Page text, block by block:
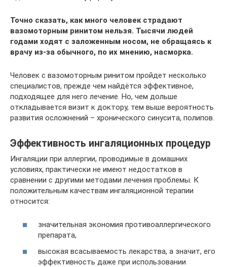
Точно сказать, как много человек страдают
вазомоторным ринитом нельзя. Тысячи людей
годами ходят с заложенным носом, не обращаясь к
врачу из-за обычного, по их мнению, насморка.
Человек с вазомоторным ринитом пройдет несколько
специалистов, прежде чем найдётся эффективное,
подходящее для него лечение. Но, чем дольше
откладывается визит к доктору, тем выше вероятность
развития осложнений – хронического синусита, полипов.
Эффективность ингаляционных процедур
Ингаляции при аллергии, проводимые в домашних
условиях, практически не имеют недостатков в
сравнении с другими методами лечения проблемы. К
положительным качествам ингаляционной терапии
относится:
значительная экономия противоаллергического
препарата,
высокая всасываемость лекарства, а значит, его
эффективность даже при использовании